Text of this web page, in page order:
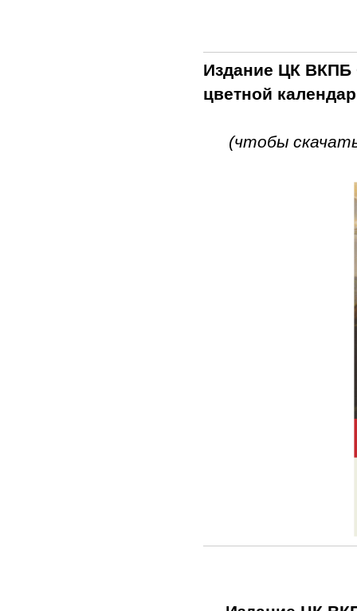
Издание ЦК ВКПБ
цветной
(чтобы